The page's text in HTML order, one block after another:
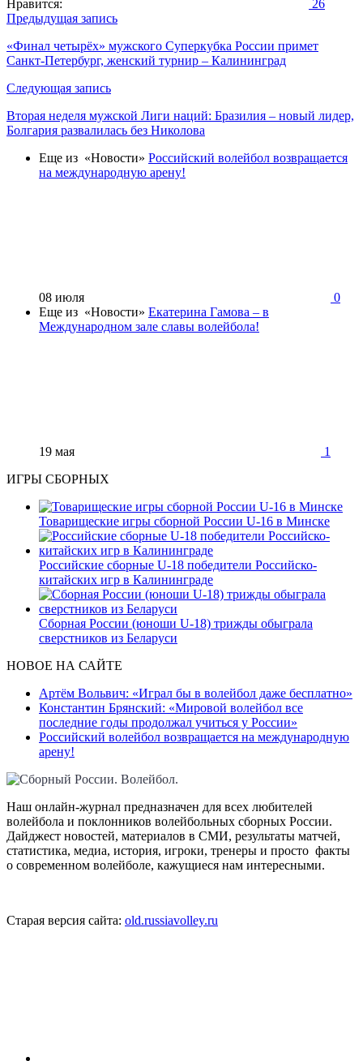
Нравится: 26
Навигация
по
записям
Предыдущая запись
«Финал четырёх» мужского Суперкубка России примет
Санкт-Петербург, женский турнир – Калининград
Следующая запись
Вторая неделя мужской Лиги наций: Бразилия – новый лидер,
Болгария развалилась без Николова
Еще из «Новости» Российский волейбол возвращается
на международную арену!
08 июля
0
Еще из «Новости» Екатерина Гамова – в
Международном зале славы волейбола!
19 мая
1
ИГРЫ СБОРНЫХ
Товарищеские игры сборной России U-16 в Минске
Российские сборные U-18 победители Российско-
китайских игр в Калининграде
Сборная России (юноши U-18) трижды обыграла
сверстников из Беларуси
НОВОЕ НА САЙТЕ
Артём Вольвич: «Играл бы в волейбол даже бесплатно»
Константин Брянский: «Мировой волейбол все
последние годы продолжал учиться у России»
Российский волейбол возвращается на международную
арену!
Наш онлайн-журнал предназначен для всех любителей
волейбола и поклонников волейбольных сборных России.
Дайджест новостей, материалов в СМИ, результаты матчей,
статистика, медиа, история, игроки, тренеры и просто факты
о современном волейболе, кажущиеся нам интересными.
Старая версия сайта: old.russiavolley.ru